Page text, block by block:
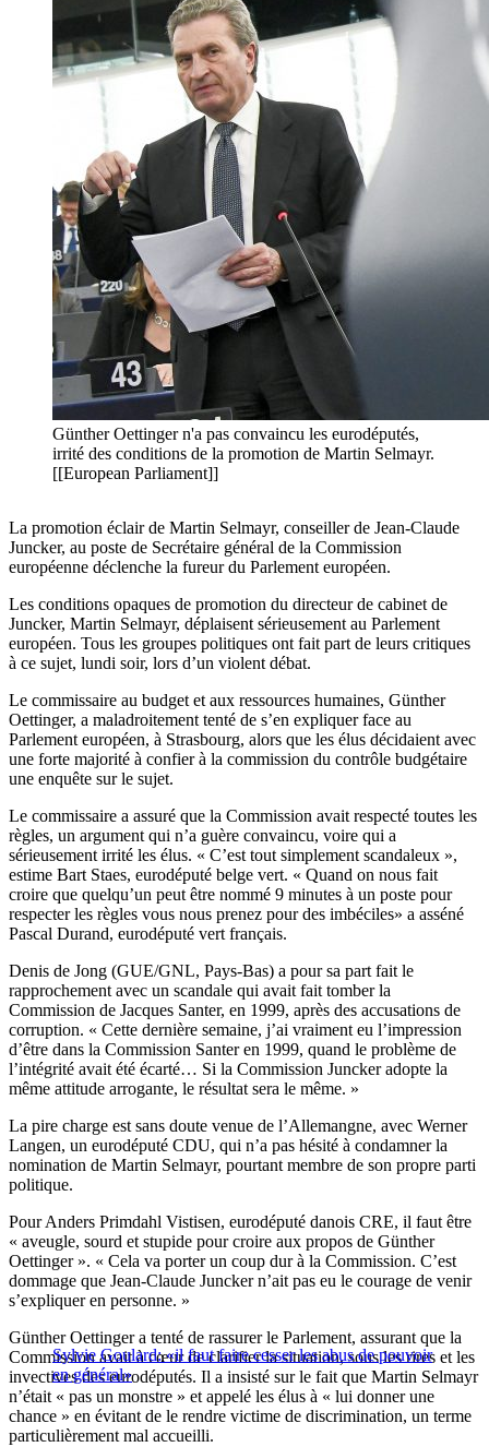
Günther Oettinger n'a pas convaincu les eurodéputés,
irrité des conditions de la promotion de Martin Selmayr.
[[European Parliament]]
La promotion éclair de Martin Selmayr, conseiller de Jean-Claude
Juncker, au poste de Secrétaire général de la Commission
européenne déclenche la fureur du Parlement européen.
Les conditions opaques de promotion du directeur de cabinet de
Juncker, Martin Selmayr, déplaisent sérieusement au Parlement
européen. Tous les groupes politiques ont fait part de leurs critiques
à ce sujet, lundi soir, lors d’un violent débat.
Le commissaire au budget et aux ressources humaines, Günther
Oettinger, a maladroitement tenté de s’en expliquer face au
Parlement européen, à Strasbourg, alors que les élus décidaient avec
une forte majorité à confier à la commission du contrôle budgétaire
une enquête sur le sujet.
Le commissaire a assuré que la Commission avait respecté toutes les
règles, un argument qui n’a guère convaincu, voire qui a
sérieusement irrité les élus. « C’est tout simplement scandaleux »,
estime Bart Staes, eurodéputé belge vert. « Quand on nous fait
croire que quelqu’un peut être nommé 9 minutes à un poste pour
respecter les règles vous nous prenez pour des imbéciles» a asséné
Pascal Durand, eurodéputé vert français.
Denis de Jong (GUE/GNL, Pays-Bas) a pour sa part fait le
rapprochement avec un scandale qui avait fait tomber la
Commission de Jacques Santer, en 1999, après des accusations de
corruption. « Cette dernière semaine, j’ai vraiment eu l’impression
d’être dans la Commission Santer en 1999, quand le problème de
l’intégrité avait été écarté… Si la Commission Juncker adopte la
même attitude arrogante, le résultat sera le même. »
La pire charge est sans doute venue de l’Allemangne, avec Werner
Langen, un eurodéputé CDU, qui n’a pas hésité à condamner la
nomination de Martin Selmayr, pourtant membre de son propre parti
politique.
Pour Anders Primdahl Vistisen, eurodéputé danois CRE, il faut être
« aveugle, sourd et stupide pour croire aux propos de Günther
Oettinger ». « Cela va porter un coup dur à la Commission. C’est
dommage que Jean-Claude Juncker n’ait pas eu le courage de venir
s’expliquer en personne. »
Sylvie Goulard: «il faut faire cesser les abus de pouvoir
en général»
Günther Oettinger a tenté de rassurer le Parlement, assurant que la
Commission avait à cœur de clarifier la situation, sous les rires et les
invectives des eurodéputés. Il a insisté sur le fait que Martin Selmayr
n’était « pas un monstre » et appelé les élus à « lui donner une
chance » en évitant de le rendre victime de discrimination, un terme
particulièrement mal accueilli.